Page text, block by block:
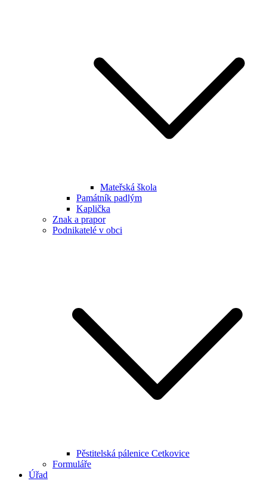
Mateřská škola
Památník padlým
Kaplička
Znak a prapor
Podnikatelé v obci
Pěstitelská pálenice Cetkovice
Formuláře
Úřad